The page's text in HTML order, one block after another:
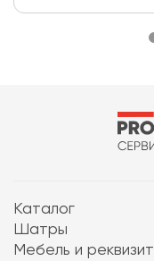
Каталог
Шатры
Мебель и реквизит